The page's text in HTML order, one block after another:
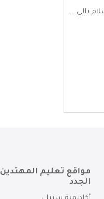
بالي ...
مواقع تعليم المهتدين
الجدد